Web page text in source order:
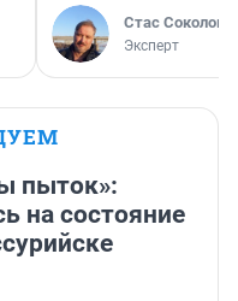
Стас Соколов
Эксперт
пыток»:
на состояние